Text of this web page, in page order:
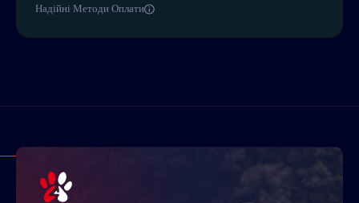
Надійні Методи Оплати